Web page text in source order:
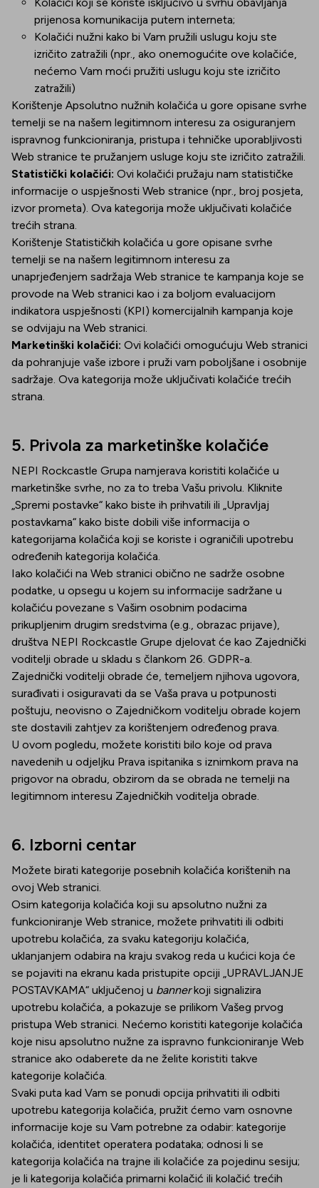
prijenosa komunikacija putem interneta;
Kolačići nužni kako bi Vam pružili uslugu koju ste
izričito zatražili (npr., ako onemogućite ove kolačiće,
nećemo Vam moći pružiti uslugu koju ste izričito
zatražili)
Korištenje Apsolutno nužnih kolačića u gore opisane svrhe
temelji se na našem legitimnom interesu za osiguranjem
ispravnog funkcioniranja, pristupa i tehničke uporabljivosti
Web stranice te pružanjem usluge koju ste izričito zatražili.
Statistički kolačići: Ovi kolačići pružaju nam statističke
informacije o uspješnosti Web stranice (npr., broj posjeta,
izvor prometa). Ova kategorija može uključivati kolačiće
trećih strana.
Korištenje Statističkih kolačića u gore opisane svrhe
temelji se na našem legitimnom interesu za
unaprjeđenjem sadržaja Web stranice te kampanja koje se
provode na Web stranici kao i za boljom evaluacijom
indikatora uspješnosti (KPI) komercijalnih kampanja koje
se odvijaju na Web stranici.
Marketinški kolačići: Ovi kolačići omogućuju Web stranici
da pohranjuje vaše izbore i pruži vam poboljšane i osobnije
sadržaje. Ova kategorija može uključivati kolačiće trećih
strana.
5. Privola za marketinške kolačiće
NEPI Rockcastle Grupa namjerava koristiti kolačiće u
marketinške svrhe, no za to treba Vašu privolu. Kliknite
„Spremi postavke“ kako biste ih prihvatili ili „Upravljaj
postavkama“ kako biste dobili više informacija o
kategorijama kolačića koji se koriste i ograničili upotrebu
određenih kategorija kolačića.
Iako kolačići na Web stranici obično ne sadrže osobne
podatke, u opsegu u kojem su informacije sadržane u
kolačiću povezane s Vašim osobnim podacima
prikupljenim drugim sredstvima (e.g., obrazac prijave),
društva NEPI Rockcastle Grupe djelovat će kao Zajednički
voditelji obrade u skladu s člankom 26. GDPR-a.
Zajednički voditelji obrade će, temeljem njihova ugovora,
surađivati i osiguravati da se Vaša prava u potpunosti
poštuju, neovisno o Zajedničkom voditelju obrade kojem
ste dostavili zahtjev za korištenjem određenog prava.
U ovom pogledu, možete koristiti bilo koje od prava
navedenih u odjeljku Prava ispitanika s iznimkom prava na
prigovor na obradu, obzirom da se obrada ne temelji na
legitimnom interesu Zajedničkih voditelja obrade.
6. Izborni centar
Možete birati kategorije posebnih kolačića korištenih na
ovoj Web stranici.
Osim kategorija kolačića koji su apsolutno nužni za
funkcioniranje Web stranice, možete prihvatiti ili odbiti
upotrebu kolačića, za svaku kategoriju kolačića,
uklanjanjem odabira na kraju svakog reda u kućici koja će
se pojaviti na ekranu kada pristupite opciji „UPRAVLJANJE
POSTAVKAMA“ uključenoj u bannerkoji signalizira
upotrebu kolačića, a pokazuje se prilikom Vašeg prvog
pristupa Web stranici. Nećemo koristiti kategorije kolačića
koje nisu apsolutno nužne za ispravno funkcioniranje Web
stranice ako odaberete da ne želite koristiti takve
kategorije kolačića.
Svaki puta kad Vam se ponudi opcija prihvatiti ili odbiti
upotrebu kategorija kolačića, pružit ćemo vam osnovne
informacije koje su Vam potrebne za odabir: kategorije
kolačića, identitet operatera podataka; odnosi li se
kategorija kolačića na trajne ili kolačiće za pojedinu sesiju;
je li kategorija kolačića primarni kolačić ili kolačić trećih